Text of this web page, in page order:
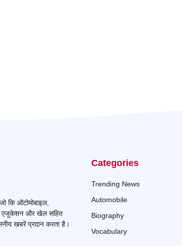
कि ऑटोमोबाइल,
एजुकेशन और खेल सहित
खबरें प्रदान करता है।
Categories
Trending News
Automobile
Biography
Vocabulary